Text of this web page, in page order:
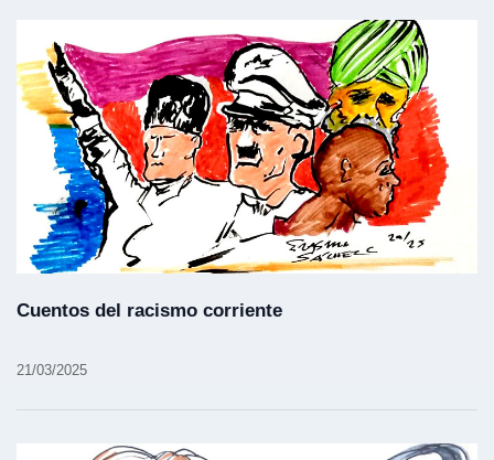
Cuentos del racismo corriente
21/03/2025